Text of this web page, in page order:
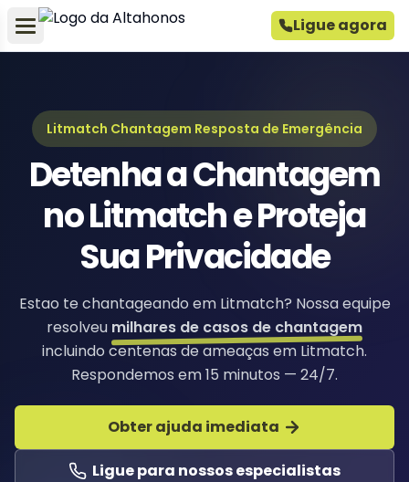
Ligue agora
Litmatch Chantagem Resposta de Emergência
Detenha a Chantagem
no Litmatch e Proteja
Sua Privacidade
Estao te chantageando em Litmatch? Nossa equipe
resolveu milhares de casos de chantagem
incluindo centenas de ameaças em Litmatch.
Respondemos em 15 minutos — 24/7.
Obter ajuda imediata
Ligue para nossos especialistas